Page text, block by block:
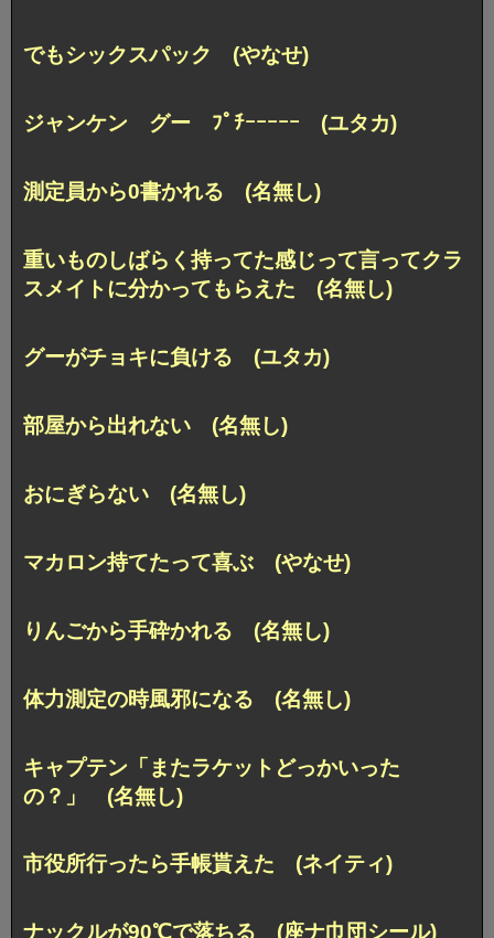
でもシックスパック (やなせ)
ジャンケン グー ﾌﾟﾁｰｰｰｰｰ (ユタカ)
測定員から0書かれる (名無し)
重いものしばらく持ってた感じって言ってクラ
スメイトに分かってもらえた (名無し)
グーがチョキに負ける (ユタカ)
部屋から出れない (名無し)
おにぎらない (名無し)
マカロン持てたって喜ぶ (やなせ)
りんごから手砕かれる (名無し)
体力測定の時風邪になる (名無し)
キャプテン「またラケットどっかいった
の？」 (名無し)
市役所行ったら手帳貰えた (ネイティ)
ナックルが90℃で落ちる (座ナ巾団シール)